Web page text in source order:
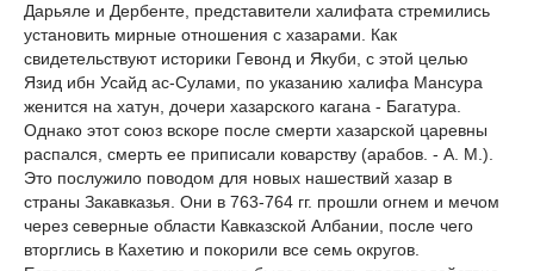
Дарьяле и Дербенте, представители халифата стремились
установить мирные отношения с хазарами. Как
свидетельствуют историки Гевонд и Якуби, с этой целью
Язид ибн Усайд ас-Сулами, по указанию халифа Мансура
женится на хатун, дочери хазарского кагана - Багатура.
Однако этот союз вскоре после смерти хазарской царевны
распался, смерть ее приписали коварству (арабов. - А. М.).
Это послужило поводом для новых нашествий хазар в
страны Закавказья. Они в 763-764 гг. прошли огнем и мечом
через северные области Кавказской Албании, после чего
вторглись в Кахетию и покорили все семь округов.